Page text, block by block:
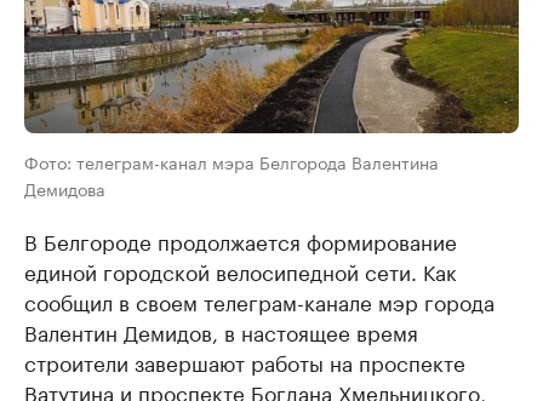
Фото: телеграм-канал мэра Белгорода Валентина
Демидова
В Белгороде продолжается формирование
единой городской велосипедной сети. Как
сообщил в своем телеграм-канале мэр города
Валентин Демидов, в настоящее время
строители завершают работы на проспекте
Ватутина и проспекте Богдана Хмельницкого,